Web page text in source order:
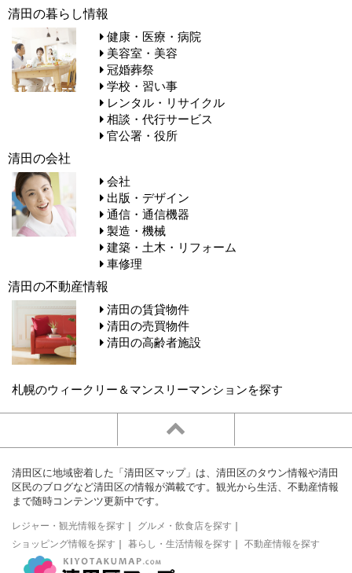
清田の暮らし情報
健康・医療・病院
美容室・美容
冠婚葬祭
学校・習い事
レンタル・リサイクル
相談・代行サービス
官公署・役所
清田の会社
会社
出版・デザイン
通信・通信機器
製造・機械
建築・土木・リフォーム
車修理
清田の不動産情報
清田の賃貸物件
清田の売買物件
清田の高齢者施設
札幌のウィークリー＆マンスリーマンションを探す
清田区に地域密着した「清田区マップ」は、清田区のタウン情報や清田
区民のブログなど清田区の情報が満載です。観光から生活、不動産情報
まで随時コンテンツ更新中です。
レジャー・観光情報を探す ｜ グルメ・飲食店を探す ｜
ショッピング情報を探す ｜ 暮らし・生活情報を探す ｜ 不動産情報を探す